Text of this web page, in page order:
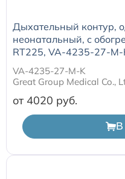
Дыхательный контур,
неонатальный, с
RT225, VA-4235-27-M-
VA-4235-27-M-K
Great Group Medical Co.,
от 4020
В